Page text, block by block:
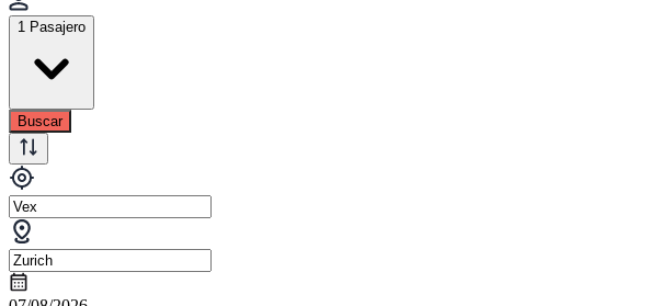
1 Pasajero
Buscar